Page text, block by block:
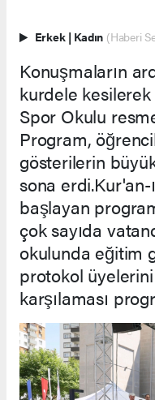
Erkek | Kadın (Haberi
Konuşmaların
kurdele kesilerek
Spor Okulu
Program,
gösterilerin
sona
başlayan
çok sayıda
okulunda eğitim
protokol
karşılaması